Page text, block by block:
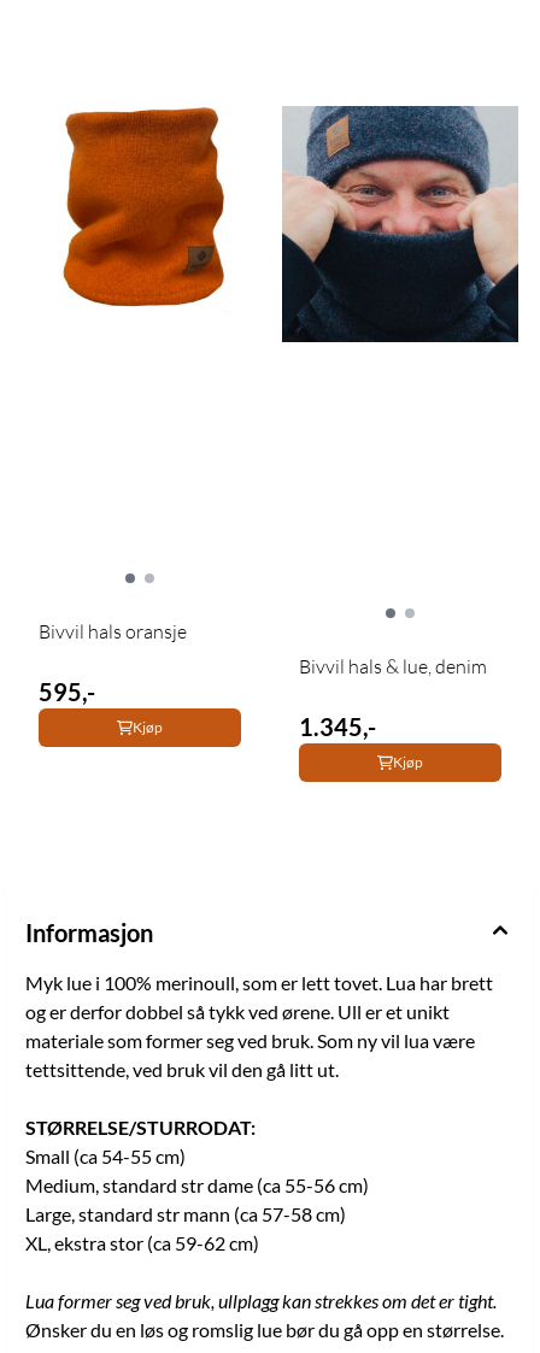
Bivvil hals oransje
595,-
Kjøp
Bivvil hals & lue, denim
1.345,-
Kjøp
Informasjon
Myk lue i 100% merinoull, som er lett tovet. Lua har brett
og er derfor dobbel så tykk ved ørene. Ull er et unikt
materiale som former seg ved bruk. Som ny vil lua være
tettsittende, ved bruk vil den gå litt ut.
STØRRELSE/STURRODAT:
Small (ca 54-55 cm)
Medium, standard str dame (ca 55-56 cm)
Large, standard str mann (ca 57-58 cm)
XL, ekstra stor (ca 59-62 cm)
Lua former seg ved bruk, ullplagg kan strekkes om det er tight.
Ønsker du en løs og romslig lue bør du gå opp en størrelse.